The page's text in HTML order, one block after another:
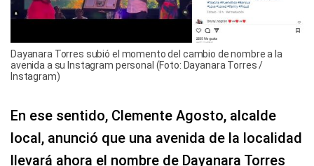
Dayanara Torres subió el momento del cambio de nombre a la
avenida a su Instagram personal (Foto: Dayanara Torres /
Instagram)
En ese sentido, Clemente Agosto, alcalde
local, anunció que una avenida de la localidad
llevará ahora el nombre de Dayanara Torres